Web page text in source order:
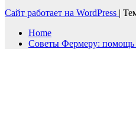
Сайт работает на WordPress |
Home
Советы Фермеру: